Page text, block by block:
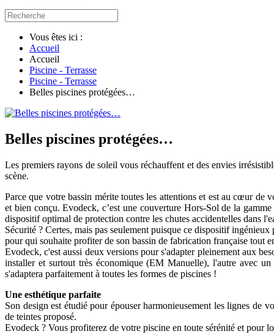
Vous êtes ici :
Accueil
Accueil
Piscine - Terrasse
Piscine - Terrasse
Belles piscines protégées…
Belles piscines protégées…
Les premiers rayons de soleil vous réchauffent et des envies
scène.
Parce que votre bassin mérite toutes les attentions et est au cœur de
et bien conçu. Evodeck, c’est une couverture Hors-Sol de la
dispositif optimal de protection contre les chutes accidentelles dans
Sécurité ? Certes, mais pas seulement puisque ce dispositif
pour qui souhaite profiter de son bassin de fabrication française tout
Evodeck, c'est aussi deux versions pour s'adapter pleinement aux
installer et surtout très économique (EM Manuelle), l'autre avec
s'adaptera parfaitement à toutes les formes de piscines !
Une esthétique parfaite
Son design est étudié pour épouser harmonieusement les lignes de
de teintes proposé.
Evodeck ? Vous profiterez de votre piscine en toute sérénité et pour